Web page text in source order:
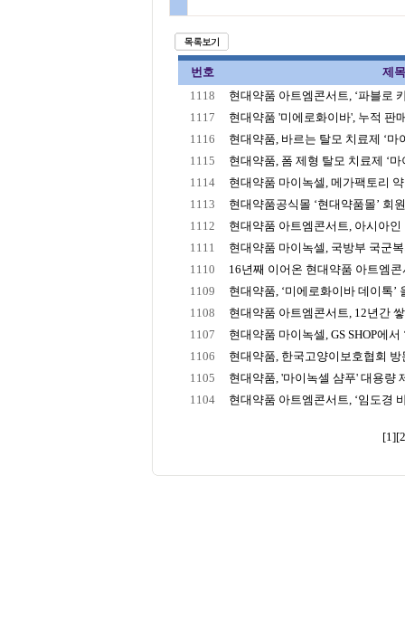
번호
제목
1118
현대약품 아트엠콘서트, ‘파블로
1117
현대약품 '미에로화이바', 누적 판
1116
현대약품, 바르는 탈모 치료제 ‘마
1115
현대약품, 폼 제형 탈모 치료제 ‘마
1114
현대약품 마이녹셀, 메가팩토리
1113
현대약품공식몰 ‘현대약품몰’ 회
1112
현대약품 아트엠콘서트, 아시아인
1111
현대약품 마이녹셀, 국방부 국군
1110
16년째 이어온 현대약품 아트엠콘
1109
현대약품, ‘미에로화이바 데이톡’
1108
현대약품 아트엠콘서트, 12년간
1107
현대약품 마이녹셀, GS SHOP에서
1106
현대약품, 한국고양이보호협회 방
1105
현대약품, '마이녹셀 샴푸' 대용량
1104
현대약품 아트엠콘서트, ‘임도경
[1]